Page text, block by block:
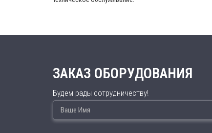
ЗАКАЗ ОБОРУДОВАНИЯ
Будем рады сотрудничеству!